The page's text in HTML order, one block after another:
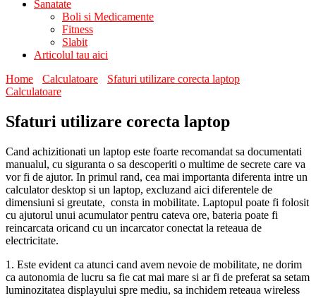
Sanatate
Boli si Medicamente
Fitness
Slabit
Articolul tau aici
Home
Calculatoare
Sfaturi utilizare corecta laptop
Calculatoare
Sfaturi utilizare corecta laptop
Cand achizitionati un laptop este foarte recomandat sa documentati
manualul, cu siguranta o sa descoperiti o multime de secrete care va
vor fi de ajutor. In primul rand, cea mai importanta diferenta intre un
calculator desktop si un laptop, excluzand aici diferentele de
dimensiuni si greutate, consta in mobilitate. Laptopul poate fi folosit
cu ajutorul unui acumulator pentru cateva ore, bateria poate fi
reincarcata oricand cu un incarcator conectat la reteaua de
electricitate.
1. Este evident ca atunci cand avem nevoie de mobilitate, ne dorim
ca autonomia de lucru sa fie cat mai mare si ar fi de preferat sa setam
luminozitatea displayului spre mediu, sa inchidem reteaua wireless